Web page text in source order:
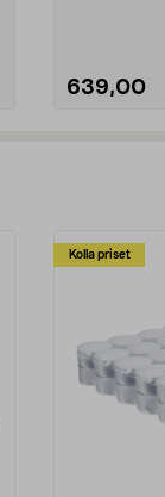
639,00
Kolla priset